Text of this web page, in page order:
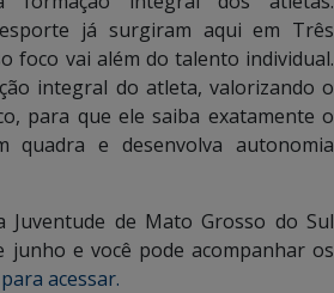
já surgiram aqui em Três
foco vai além do talento individual.
integral do atleta, valorizando o
para que ele saiba exatamente o
quadra e desenvolva autonomia
Juventude de Mato Grosso do Sul
junho e você pode acompanhar os
acessar.